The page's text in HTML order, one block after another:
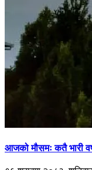
आजको मौसमः कतै भारी